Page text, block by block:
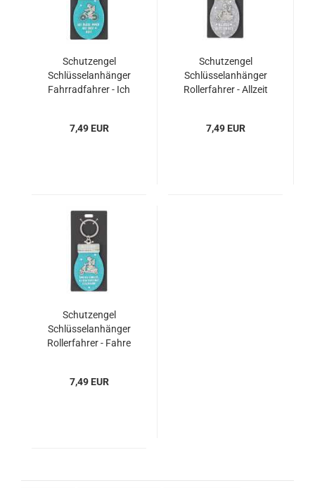
Schutzengel
Schlüsselanhänger
Fahrradfahrer - Ich
7,49 EUR
Schutzengel
Schlüsselanhänger
Rollerfahrer - Allzeit
7,49 EUR
Schutzengel
Schlüsselanhänger
Rollerfahrer - Fahre
7,49 EUR